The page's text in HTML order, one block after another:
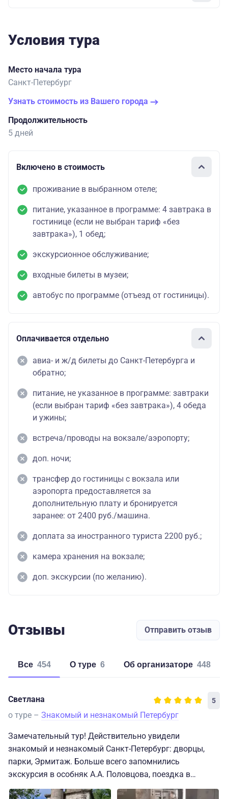
Условия тура
Место начала тура
Санкт-Петербург
Узнать стоимость из Вашего города
Продолжительность
5 дней
Включено в стоимость
проживание в выбранном отеле;
питание, указанное в программе: 4 завтрака в
гостинице (если не выбран тариф «без
завтрака»), 1 обед;
экскурсионное обслуживание;
входные билеты в музеи;
автобус по программе (отъезд от гостиницы).
Оплачивается отдельно
авиа- и ж/д билеты до Санкт-Петербурга и
обратно;
питание, не указанное в программе: завтраки
(если выбран тариф «без завтрака»), 4 обеда
и ужины;
встреча/проводы на вокзале/аэропорту;
доп. ночи;
трансфер до гостиницы с вокзала или
аэропорта предоставляется за
дополнительную плату и бронируется
заранее: от 2400 руб./машина.
доплата за иностранного туриста 2200 руб.;
камера хранения на вокзале;
доп. экскурсии (по желанию).
Отзывы Отправить отзыв
Все 454 о туре 6 об организаторе 448
Светлана 5
о туре – Знакомый и незнакомый Петербург
Замечательный тур! Действительно увидели
знакомый и незнакомый Санкт-Петербург: дворцы,
парки, Эрмитаж. Больше всего запомнились
экскурсия в особняк А.А. Половцова, поездка в
военно-исторический музейный комплекс форт "Риф"